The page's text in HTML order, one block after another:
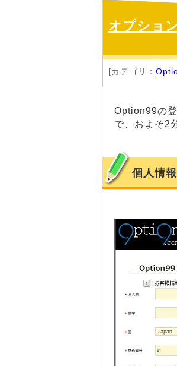
オプショ
[カテゴリ：
Option99の
で、およそ2
個人情